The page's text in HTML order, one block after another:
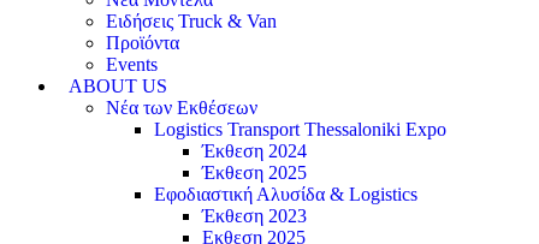
Ειδήσεις Truck & Van
Προϊόντα
Events
ABOUT US
Νέα των Εκθέσεων
Logistics Transport Thessaloniki Expo
Έκθεση 2024
Έκθεση 2025
Εφοδιαστική Αλυσίδα & Logistics
Έκθεση 2023
Εκθεση 2025